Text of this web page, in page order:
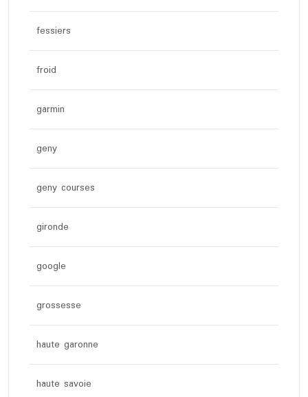
fessiers
froid
garmin
geny
geny courses
gironde
google
grossesse
haute garonne
haute savoie